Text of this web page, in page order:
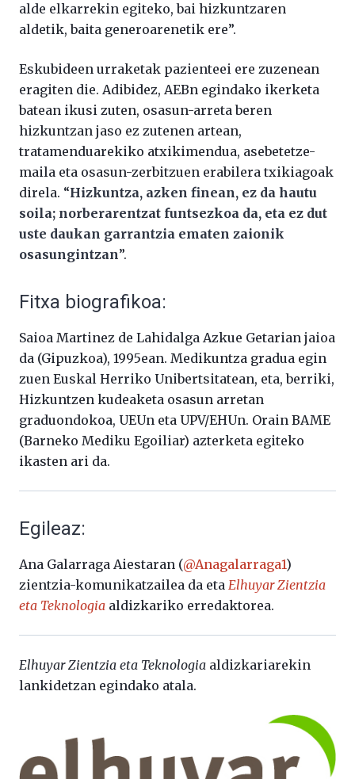
alde elkarrekin egiteko, bai hizkuntzaren
aldetik, baita generoarenetik ere”.
Eskubideen urraketak pazienteei ere zuzenean
eragiten die. Adibidez, AEBn egindako ikerketa
batean ikusi zuten, osasun-arreta beren
hizkuntzan jaso ez zutenen artean,
tratamenduarekiko atxikimendua, asebetetze-
maila eta osasun-zerbitzuen erabilera txikiagoak
direla. “Hizkuntza, azken finean, ez da hautu
soila; norberarentzat funtsezkoa da, eta ez dut
uste daukan garrantzia ematen zaionik
osasungintzan”.
Fitxa biografikoa:
Saioa Martinez de Lahidalga Azkue Getarian jaioa
da (Gipuzkoa), 1995ean. Medikuntza gradua egin
zuen Euskal Herriko Unibertsitatean, eta, berriki,
Hizkuntzen kudeaketa osasun arretan
graduondokoa, UEUn eta UPV/EHUn. Orain BAME
(Barneko Mediku Egoiliar) azterketa egiteko
ikasten ari da.
Egileaz:
Ana Galarraga Aiestaran (@Anagalarraga1)
zientzia-komunikatzailea da eta Elhuyar Zientzia
eta Teknologia aldizkariko erredaktorea.
Elhuyar Zientzia eta Teknologia aldizkariarekin
lankidetzan egindako atala.